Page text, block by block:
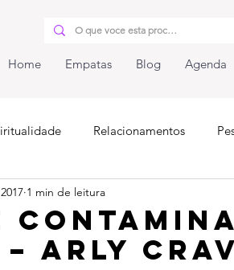
Home Empatas Blog Agenda
Relacionamentos
Arly
1 min de leitura